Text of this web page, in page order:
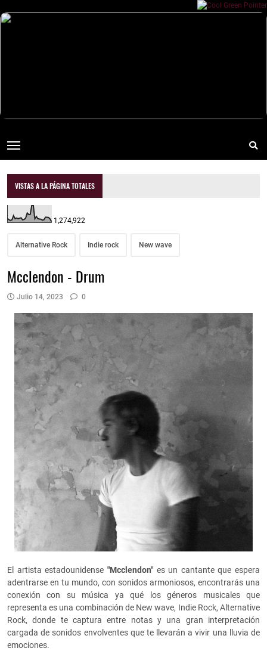
VISTAS A LA PÁGINA TOTALES
1,274,922
Alternative Rock Indie rock New wave
Mcclendon - Drum
Julio 14, 2023 0
El artista estadounidense "Mcclendon" es un cantante que espera
adentrarse en tu mundo, con sonidos armoniosos, encontrarás una
conexión con su música ya qué los géneros musicales que
representa es una combinación de New wave, Indie Rock, Alternative
Rock, donde te captura entre notas y una gran interpretación
cargada de sonidos envolventes que te llevarán a vivir una lluvia de
emociones.